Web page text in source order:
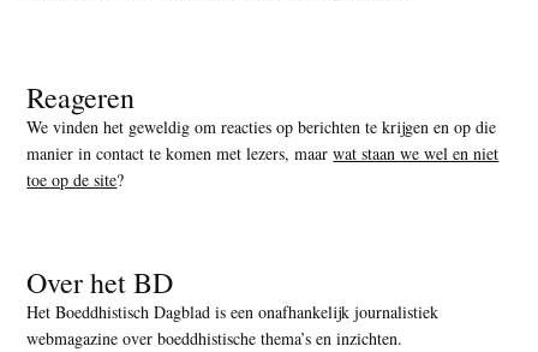
Reageren
We vinden het geweldig om reacties op berichten te krijgen en op die
manier in contact te komen met lezers, maarwat staan we wel en niet
toe op de site?
Over het BD
Het Boeddhistisch Dagblad is een onafhankelijk journalistiek
webmagazine over boeddhistische thema’s en inzichten.